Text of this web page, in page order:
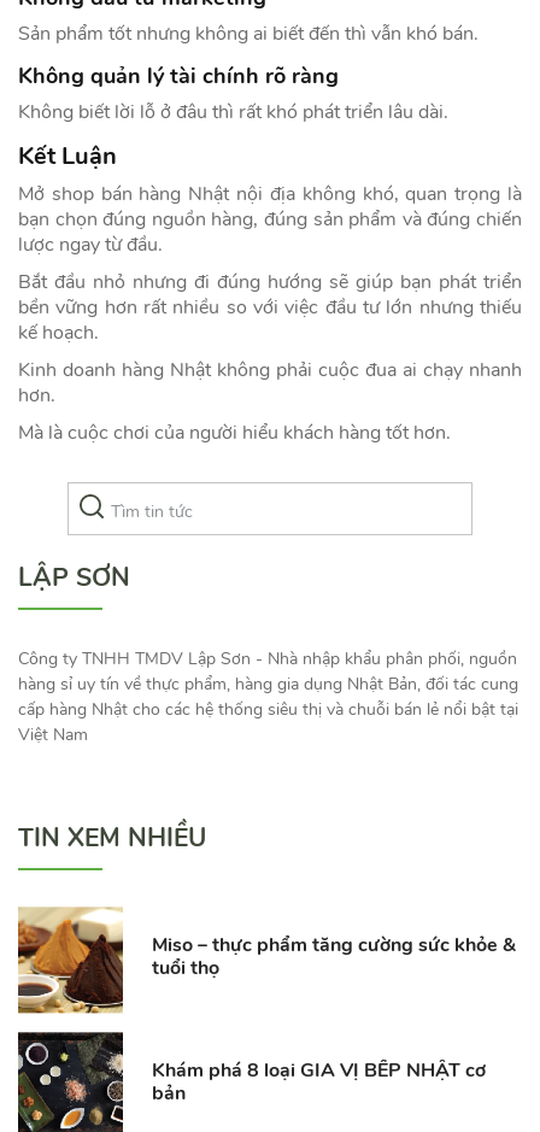
Sản phẩm tốt nhưng không ai biết đến thì vẫn khó bán.
Không quản lý tài chính rõ ràng
Không biết lời lỗ ở đâu thì rất khó phát triển lâu dài.
Kết Luận
Mở shop bán hàng Nhật nội địa không khó, quan trọng là
bạn chọn đúng nguồn hàng, đúng sản phẩm và đúng chiến
lược ngay từ đầu.
Bắt đầu nhỏ nhưng đi đúng hướng sẽ giúp bạn phát triển
bền vững hơn rất nhiều so với việc đầu tư lớn nhưng thiếu
kế hoạch.
Kinh doanh hàng Nhật không phải cuộc đua ai chạy nhanh
hơn.
Mà là cuộc chơi của người hiểu khách hàng tốt hơn.
LẬP SƠN
Công ty TNHH TMDV Lập Sơn - Nhà nhập khẩu phân phối, nguồn
hàng sỉ uy tín về thực phẩm, hàng gia dụng Nhật Bản, đối tác cung
cấp hàng Nhật cho các hệ thống siêu thị và chuỗi bán lẻ nổi bật tại
Việt Nam
TIN XEM NHIỀU
Miso – thực phẩm tăng cường sức khỏe &
tuổi thọ
Khám phá 8 loại GIA VỊ BẾP NHẬT cơ
bản